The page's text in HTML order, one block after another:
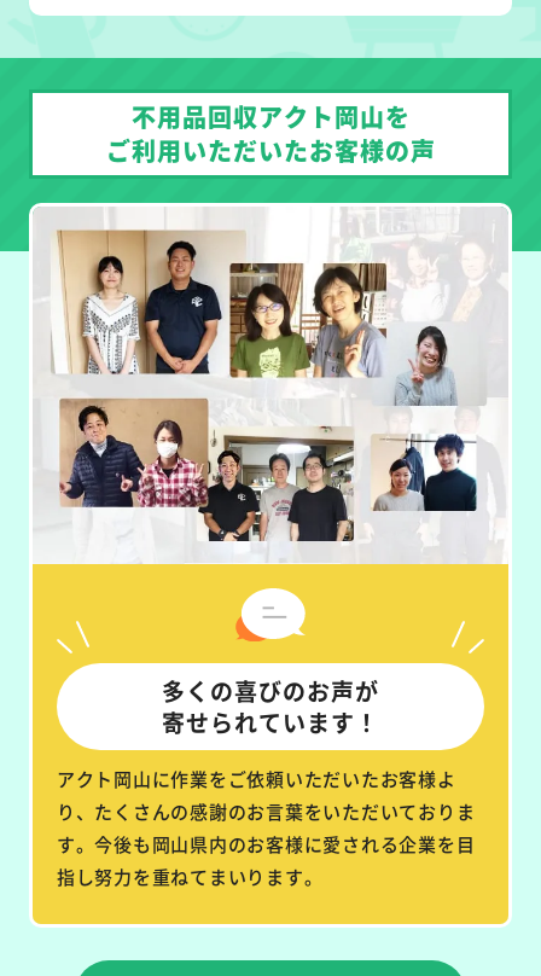
不用品回収アクト岡山を
ご利用いただいたお客様の声
多くの喜びのお声が
寄せられています！
アクト岡山に作業をご依頼いただいたお客様よ
り、たくさんの感謝のお言葉をいただいておりま
す。今後も岡山県内のお客様に愛される企業を目
指し努力を重ねてまいります。